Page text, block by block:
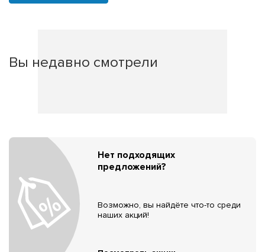
Вы недавно смотрели
Нет подходящих
предложений?
Возможно, вы найдёте что-то среди
наших акций!